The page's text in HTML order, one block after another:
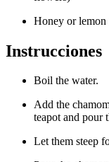
Honey or
Instrucciones
Boil the water.
Add the
teapot and pour
Let them steep